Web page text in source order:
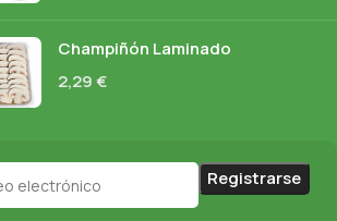
Champiñón Laminado
2,29€